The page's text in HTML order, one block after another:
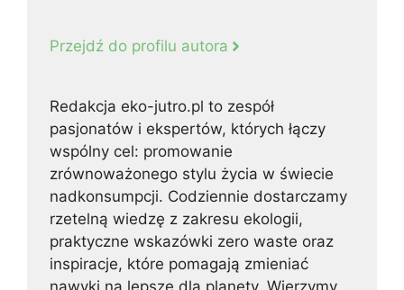
Przejdź do profilu autora
Redakcja eko-jutro.pl to zespół
pasjonatów i ekspertów, których łączy
wspólny cel: promowanie
zrównoważonego stylu życia w świecie
nadkonsumpcji. Codziennie dostarczamy
rzetelną wiedzę z zakresu ekologii,
praktyczne wskazówki zero waste oraz
inspiracje, które pomagają zmieniać